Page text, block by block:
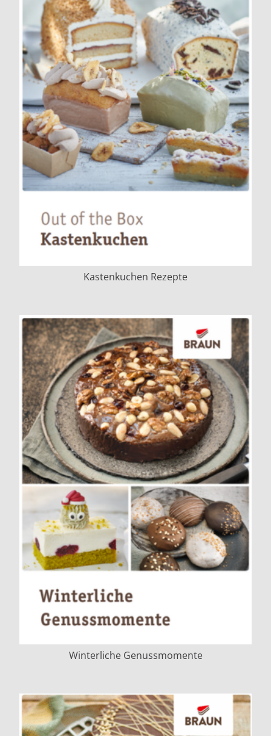
Kastenkuchen Rezepte
Winterliche Genussmomente